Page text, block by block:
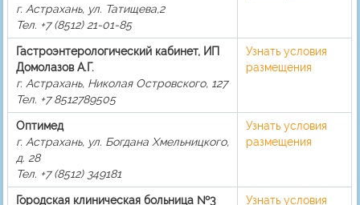
г. Астрахань, ул. Татищева,2
Тел. +7 (8512) 21-01-85
Гастроэнтерологический кабинет, ИП
Домолазов А.Г.
г. Астрахань, Николая Островского, 127
Тел. +7 8512789505
Узнать условия
размещения
Оптимед
г. Астрахань, ул. Богдана Хмельницкого,
д. 28
Тел. +7 (8512) 349181
Узнать условия
размещения
Городская клиническая больница №3
Узнать условия